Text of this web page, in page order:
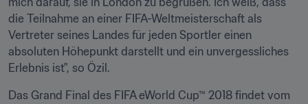
die Teilnahme an einer FIFA-Weltmeisterschaft als
Vertreter seines Landes für jeden Sportler einen
absoluten Höhepunkt darstellt und ein unvergessliches
Erlebnis ist", so Özil.
Das Grand Final des FIFA eWorld Cup™ 2018 findet vom